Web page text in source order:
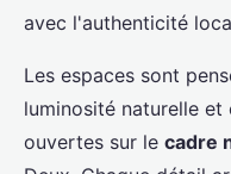
avec l'authenticité
Les espaces sont
luminosité naturelle
ouvertes sur le cadre